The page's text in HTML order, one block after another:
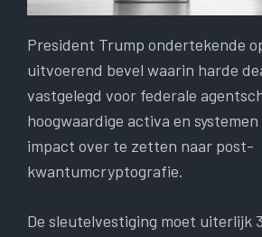
President Trump ondertekende
uitvoerend bevel waarin harde
vastgelegd voor federale
hoogwaardige activa en
impact over te zetten naar post-
kwantumcryptografie.
De sleutelvestiging moet uiterlijk